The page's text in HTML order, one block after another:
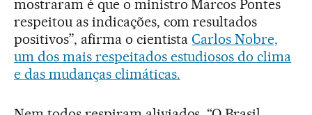
mostraram é que o ministro Marcos Pontes
respeitou as indicações, com resultados
positivos”, afirma o cientistaCarlos Nobre,
um dos mais respeitados estudiosos do clima
e das mudanças climáticas.